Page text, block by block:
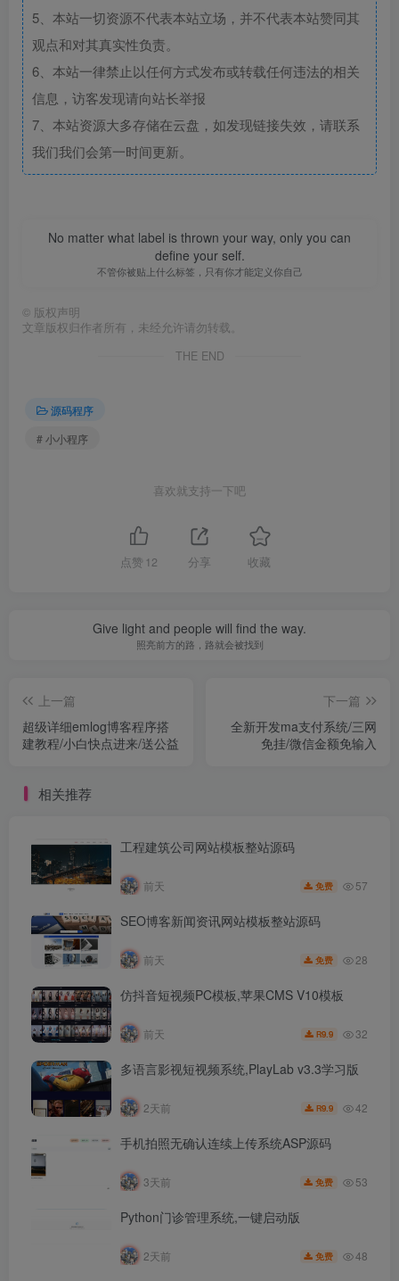
5、本站一切资源不代表本站立场，并不代表本站赞同其
观点和对其真实性负责。
6、本站一律禁止以任何方式发布或转载任何违法的相关
信息，访客发现请向站长举报
7、本站资源大多存储在云盘，如发现链接失效，请联系
我们我们会第一时间更新。
No matter what label is thrown your way, only you can
define your self.
不管你被贴上什么标签，只有你才能定义你自己
© 版权声明
文章版权归作者所有，未经允许请勿转载。
THE END
源码程序
# 小小程序
喜欢就支持一下吧
点赞 12 分享 收藏
Give light and people will find the way.
照亮前方的路，路就会被找到
上一篇
超级详细emlog博客程序搭
建教程/小白快点进来/送公益
下一篇
全新开发ma支付系统/三网
免挂/微信金额免输入
相关推荐
工程建筑公司网站模板整站源码
前天 免费 57
SEO博客新闻资讯网站模板整站源码
前天 免费 28
仿抖音短视频PC模板,苹果CMS V10模板
前天 R9.9 32
多语言影视短视频系统,PlayLab v3.3学习版
2天前 R9.9 42
手机拍照无确认连续上传系统ASP源码
3天前 免费 53
Python门诊管理系统,一键启动版
2天前 免费 48